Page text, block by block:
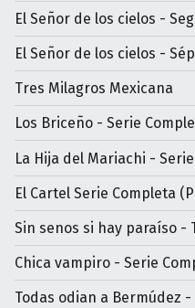
El Señor de los cielos -
El Señor de los cielos -
Tres Milagros Mexicana
Los Briceño - Serie
La Hija del Mariachi -
El Cartel Serie Completa
Sin senos si hay paraíso -
Chica vampiro - Serie
Todas odian a Bermúdez